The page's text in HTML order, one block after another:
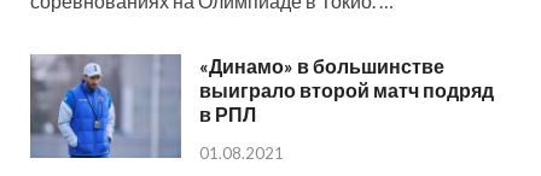
«Динамо» в большинстве
выиграло второй матч подряд
в РПЛ
01.08.2021